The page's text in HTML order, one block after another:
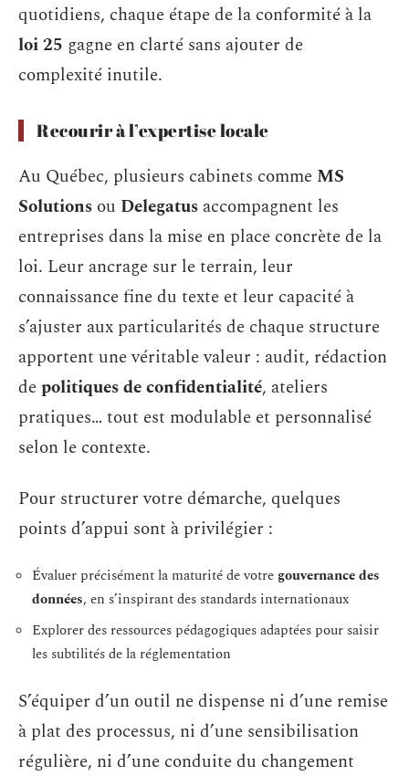
quotidiens, chaque étape de la conformité à la
loi 25 gagne en clarté sans ajouter de
complexité inutile.
Recourir à l’expertise locale
Au Québec, plusieurs cabinets comme MS
Solutions ou Delegatus accompagnent les
entreprises dans la mise en place concrète de la
loi. Leur ancrage sur le terrain, leur
connaissance fine du texte et leur capacité à
s’ajuster aux particularités de chaque structure
apportent une véritable valeur : audit, rédaction
depolitiques de confidentialité, ateliers
pratiques… tout est modulable et personnalisé
selon le contexte.
Pour structurer votre démarche, quelques
points d’appui sont à privilégier :
Évaluer précisément la maturité de votre gouvernance des
données, en s’inspirant des standards internationaux
Explorer des ressources pédagogiques adaptées pour saisir
les subtilités de la réglementation
S’équiper d’un outil ne dispense ni d’une remise
à plat des processus, ni d’une sensibilisation
régulière, ni d’une conduite du changement